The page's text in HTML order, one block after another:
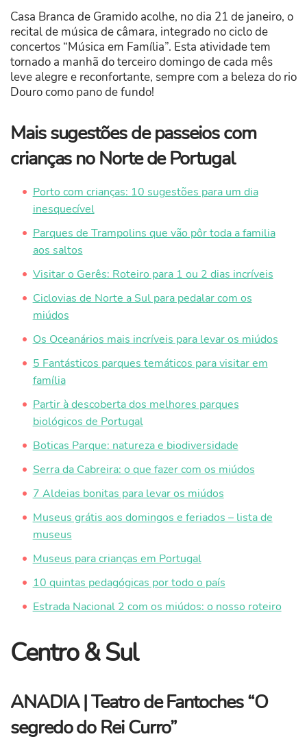
Casa Branca de Gramido acolhe, no dia 21 de janeiro, o
recital de música de câmara, integrado no ciclo de
concertos “Música em Família”. Esta atividade tem
tornado a manhã do terceiro domingo de cada mês
leve alegre e reconfortante, sempre com a beleza do rio
Douro como pano de fundo!
Mais sugestões de passeios com
crianças no Norte de Portugal
Porto com crianças: 10 sugestões para um dia
inesquecível
Parques de Trampolins que vão pôr toda a familia
aos saltos
Visitar o Gerês: Roteiro para 1 ou 2 dias incríveis
Ciclovias de Norte a Sul para pedalar com os
miúdos
Os Oceanários mais incríveis para levar os miúdos
5 Fantásticos parques temáticos para visitar em
família
Partir à descoberta dos melhores parques
biológicos de Portugal
Boticas Parque: natureza e biodiversidade
Serra da Cabreira: o que fazer com os miúdos
7 Aldeias bonitas para levar os miúdos
Museus grátis aos domingos e feriados – lista de
museus
Museus para crianças em Portugal
10 quintas pedagógicas por todo o país
Estrada Nacional 2 com os miúdos: o nosso roteiro
Centro & Sul
ANADIA | Teatro de Fantoches “O
segredo do Rei Curro”